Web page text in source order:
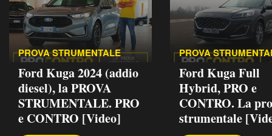
PROVA STRUMENTALE
Ford Kuga 2024 (addio
diesel), la PROVA
STRUMENTALE. PRO
e CONTRO [Video]
PROVA
Ford Kuga Full
Hybrid, PRO e
CONTRO. La
strumentale